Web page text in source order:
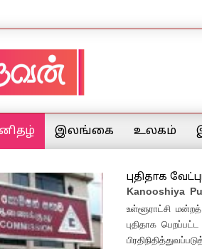
இலங்கை உலகம்
புதிதாக
Kanooshiya
உள்ளூராட்சி
புதிதாக